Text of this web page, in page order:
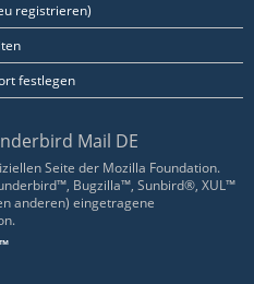
registrieren)
festlegen
Mail DE
Seite der Mozilla Foundation.
Bugzilla™, Sunbird®, XUL™
anderen) eingetragene